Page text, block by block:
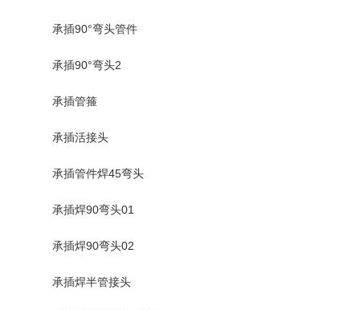
承插90°弯头管件
承插90°弯头2
承插管箍
承插活接头
承插管件焊45弯头
承插焊90弯头01
承插焊90弯头02
承插焊半管接头